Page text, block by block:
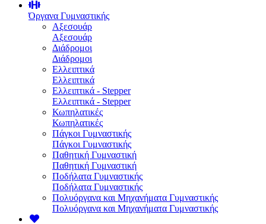
Όργανα Γυμναστικής
Αξεσουάρ
Αξεσουάρ
Διάδρομοι
Διάδρομοι
Ελλειπτικά
Ελλειπτικά
Ελλειπτικά - Stepper
Ελλειπτικά - Stepper
Κωπηλατικές
Κωπηλατικές
Πάγκοι Γυμναστικής
Πάγκοι Γυμναστικής
Παθητική Γυμναστική
Παθητική Γυμναστική
Ποδήλατα Γυμναστικής
Ποδήλατα Γυμναστικής
Πολυόργανα και Μηχανήματα Γυμναστικής
Πολυόργανα και Μηχανήματα Γυμναστικής